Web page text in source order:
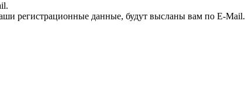
регистрационные данные, будут высланы вам по E-Mail.